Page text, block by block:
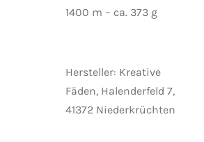
1400 m – ca. 373 g
Hersteller: Kreative
Fäden, Halenderfeld 7,
41372 Niederkrüchten